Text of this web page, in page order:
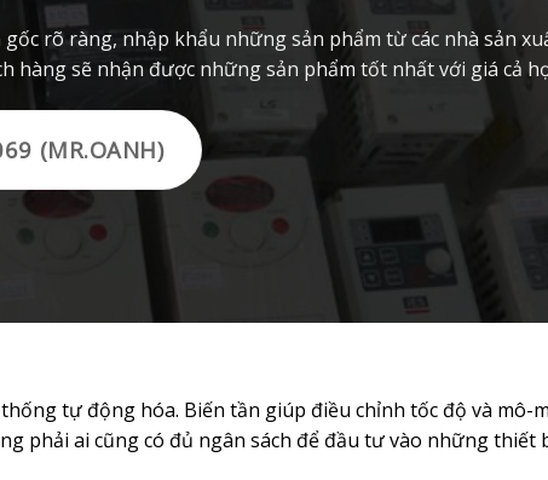
rõ ràng, nhập khẩu những sản phẩm từ các nhà sản
hàng sẽ nhận được những sản phẩm tốt nhất với giá cả
(MR.OANH)
tự động hóa. Biến tần giúp điều chỉnh tốc độ và mô-
phải ai cũng có đủ ngân sách để đầu tư vào những thiết